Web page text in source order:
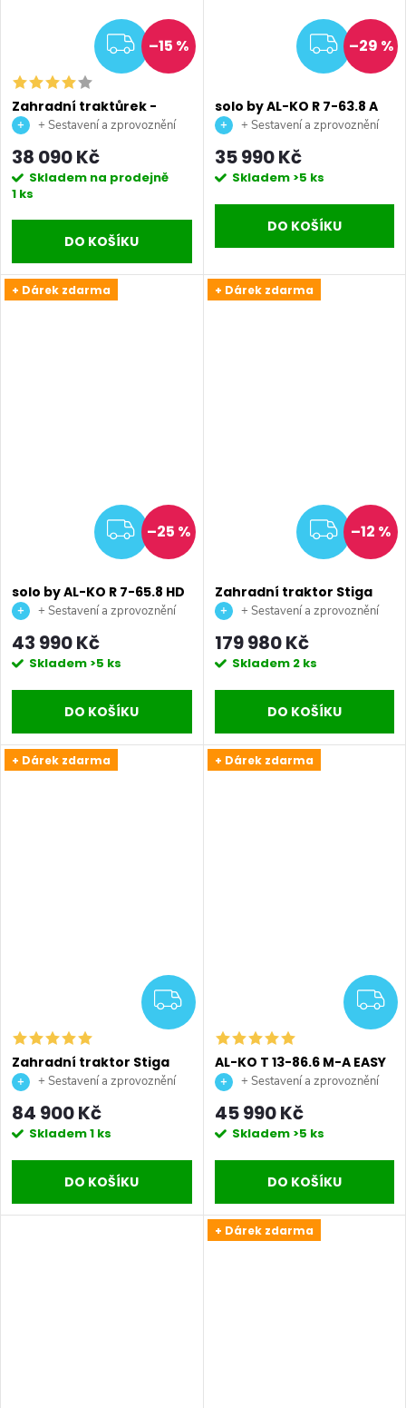
ZDARMA
–15 %
Zahradní traktůrek -
Stiga COMBI 166
+ Sestavení a zprovoznění
stroje + doprava až na vaši
zahradu.
38 090 Kč
Skladem na prodejně
1 ks
DO KOŠÍKU
–29 %
solo by AL-KO R 7-63.8 A
benzínový zahradní
+ Sestavení a zprovoznění
stroje + doprava až na vaši
zahradu.
35 990 Kč
Skladem >5 ks
DO KOŠÍKU
+ Dárek zdarma
ZDARMA
–25 %
solo by AL-KO R 7-65.8 HD
benzínový zahradní
+ Sestavení a zprovoznění
stroje + doprava až na vaši
zahradu.
43 990 Kč
Skladem >5 ks
DO KOŠÍKU
+ Dárek zdarma
–12 %
Zahradní traktor Stiga
Estate 798e
+ Sestavení a zprovoznění
stroje + doprava až na vaši
zahradu.
179 980 Kč
Skladem 2 ks
DO KOŠÍKU
+ Dárek zdarma
ZDARMA
Zahradní traktor Stiga
Swift 372e
+ Sestavení a zprovoznění
stroje + doprava až na vaši
zahradu.
84 900 Kč
Skladem1 ks
DO KOŠÍKU
+ Dárek zdarma
AL-KO T 13-86.6 M-A EASY
benzínový zahradní
+ Sestavení a zprovoznění
stroje + doprava až na vaši
zahradu.
45 990 Kč
Skladem >5 ks
DO KOŠÍKU
+ Dárek zdarma